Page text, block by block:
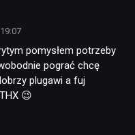
pomysłem potrzeby
pograć chcę
plugawi a fuj
😉